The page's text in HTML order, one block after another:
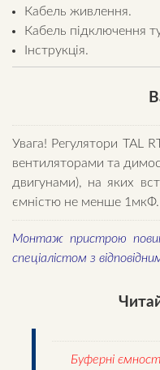
Кабель живлення.
Кабель підключення
Інструкція.
Увага! Регулятори TAL
вентиляторами та
двигунами), на яких
ємністю не менше 1мкФ.
Монтаж пристрою
спеціалістом з
Буферні